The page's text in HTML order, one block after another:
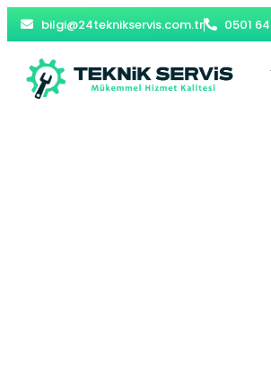
bilgi@24teknikservis.com.tr 0501